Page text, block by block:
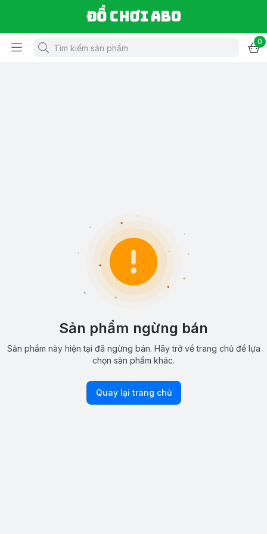
Đồ chơi ABO
0
Sản phẩm ngừng bán
Sản phẩm này hiện tại đã ngừng bán. Hãy trở về trang chủ để lựa
chọn sản phẩm khác.
Quay lại trang chủ